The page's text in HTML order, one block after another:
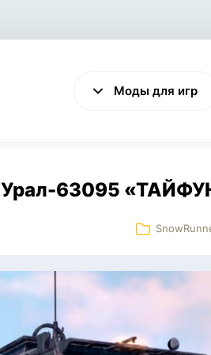
Моды для игр
VALHEIM
Урал-63095